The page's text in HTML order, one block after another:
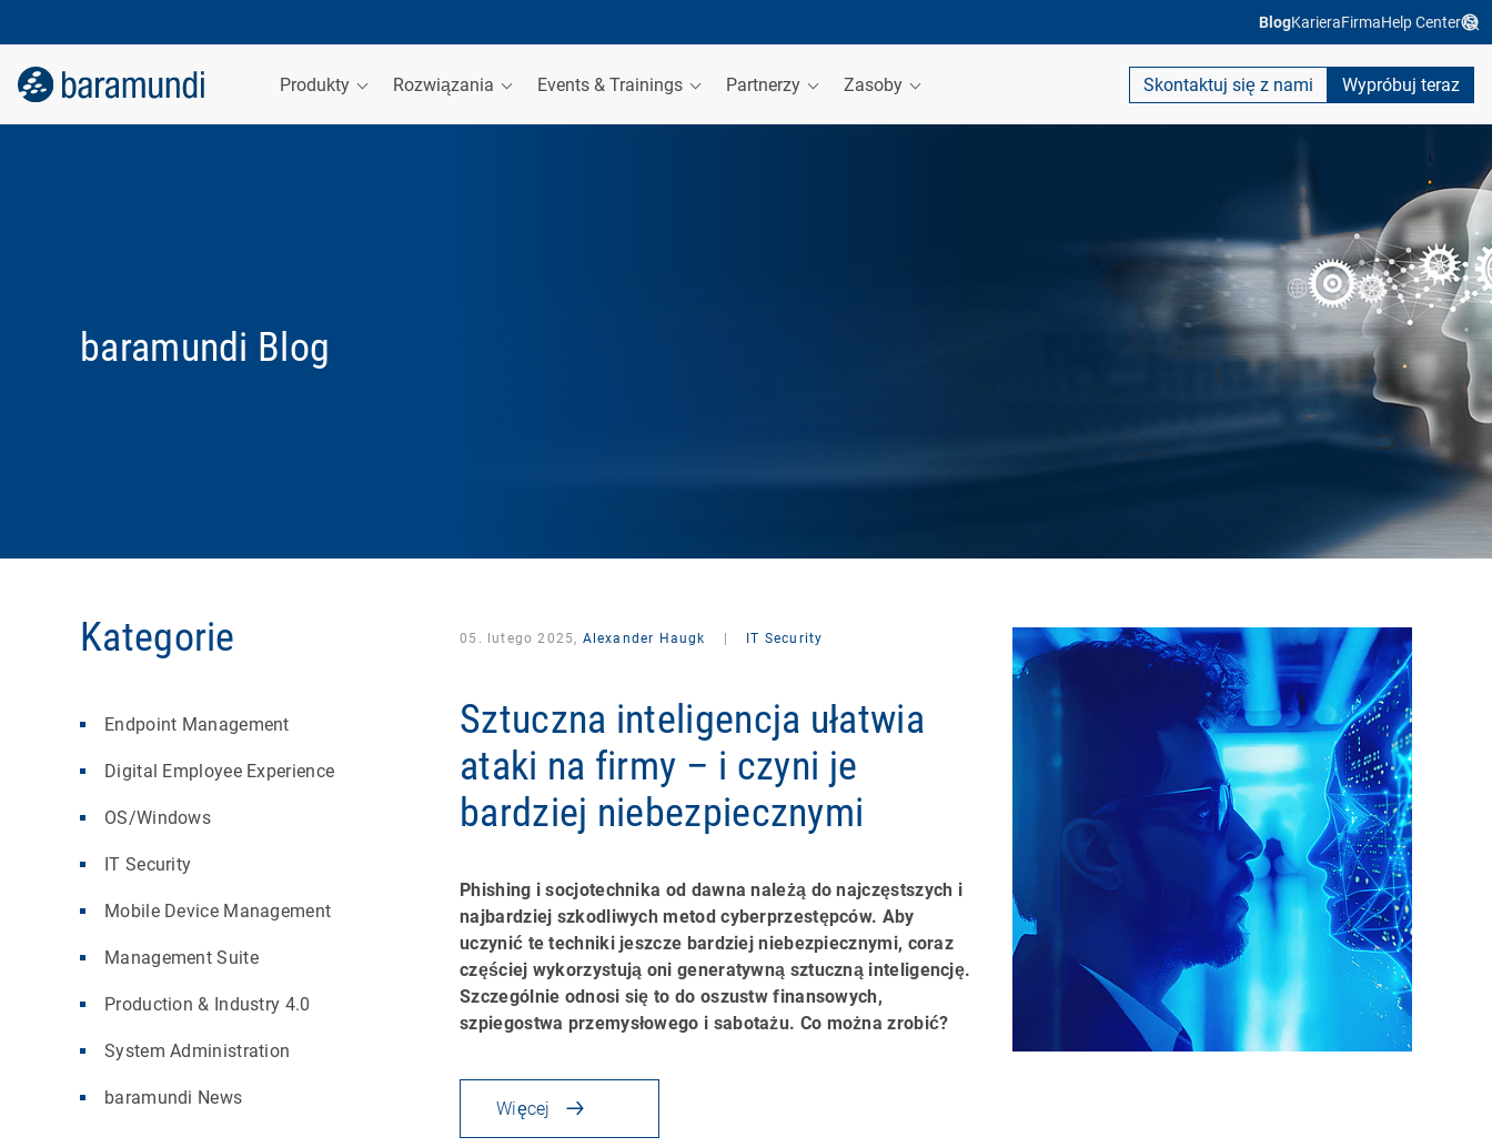
BlogKarieraFirmaHelp Center
Produkty Rozwiązania Events & Trainings Partnerzy Zasoby Skontaktuj się z nami Wypróbuj teraz
baramundi Blog
Kategorie
Endpoint Management
Digital Employee Experience
OS/Windows
IT Security
Mobile Device Management
Management Suite
Production & Industry 4.0
System Administration
baramundi News
05. lutego 2025, Alexander Haugk IT Security
Sztuczna inteligencja ułatwia
ataki na firmy – i czyni je
bardziej niebezpiecznymi
Phishing i socjotechnika od dawna należą do najczęstszych i
najbardziej szkodliwych metod cyberprzestępców. Aby
uczynić te techniki jeszcze bardziej niebezpiecznymi, coraz
częściej wykorzystują oni generatywną sztuczną inteligencję.
Szczególnie odnosi się to do oszustw finansowych,
szpiegostwa przemysłowego i sabotażu. Co można zrobić?
Więcej